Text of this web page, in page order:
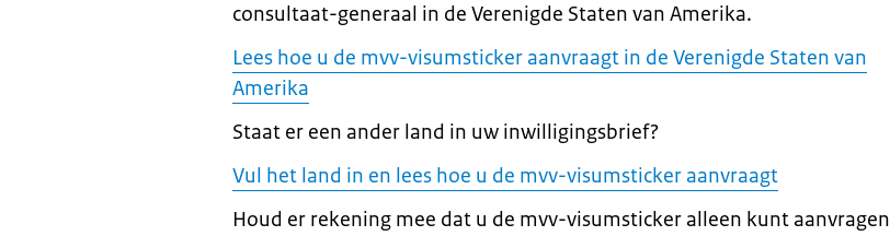
consultaat-generaal in de Verenigde Staten van Amerika.
Lees hoe u de mvv-visumsticker aanvraagt in de Verenigde Staten van
Amerika
Staat er een ander land in uw inwilligingsbrief?
Vul het land in en lees hoe u de mvv-visumsticker aanvraagt
Houd er rekening mee dat u de mvv-visumsticker alleen kunt aanvragen